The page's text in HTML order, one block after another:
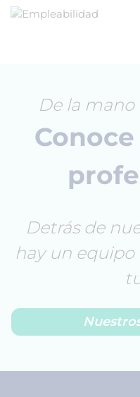
De la mano
Detrás de
hay un